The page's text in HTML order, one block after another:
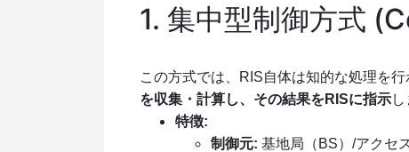
1. 集中型制御方式
この方式では、RIS自体は知的な処理を行
を収集・計算し、その結果をRISに指示し
特徴:
制御元: 基地局（BS）/アクセ